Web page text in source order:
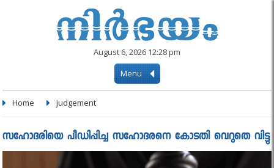
August 6, 2026 12:28 pm
Menu
Home judgement
സഹോദരിയെ പീഡിപ്പിച്ച സഹോദരനെ കോടതി വെറുതെ വിട്ടു